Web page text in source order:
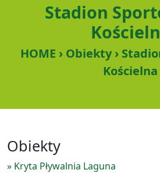
Stadion
HOME › Obiekty ›
Kościelna
Obiekty
» Kryta Pływalnia Laguna